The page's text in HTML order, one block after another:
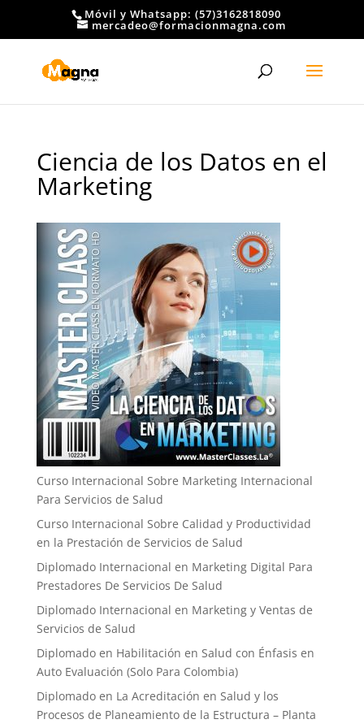
Móvil y Whatsapp: (57)3162818090
mercadeo@formacionmagna.com
Ciencia de los Datos en el
Marketing
Curso Internacional Sobre Marketing Internacional
Para Servicios de Salud
Curso Internacional Sobre Calidad y Productividad
en la Prestación de Servicios de Salud
Diplomado Internacional en Marketing Digital Para
Prestadores De Servicios De Salud
Diplomado Internacional en Marketing y Ventas de
Servicios de Salud
Diplomado en Habilitación en Salud con Énfasis en
Auto Evaluación ​(Solo Para Colombia)
Diplomado en La Acreditación en Salud y los
Procesos de Planeamiento de la Estructura – Planta